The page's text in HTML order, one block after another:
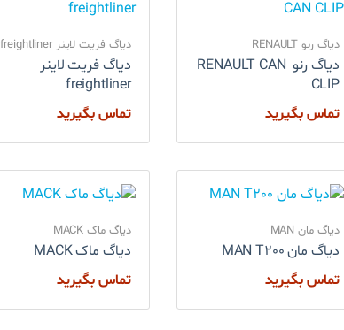
دیاگ رنو RENAULT
دیاگ رنو RENAULT CAN
CLIP
تماس بگیرید
دیاگ فریت لاینر freightliner
دیاگ فریت لاینر
freightliner
تماس بگیرید
دیاگ مان MAN
دیاگ مان MAN T200
تماس بگیرید
دیاگ ماک MACK
دیاگ ماک MACK
تماس بگیرید